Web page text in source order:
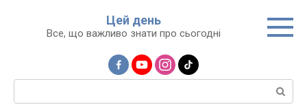
Цей день
Все, що важливо знати про сьогодні
Пошук: